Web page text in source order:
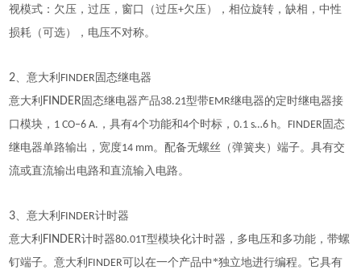
视模式：欠压，过压，窗口（过压+欠压），相位旋转，缺相，中性
损耗（可选），电压不对称。
2、意大利 FINDER 固态继电器
意大利 FINDER固态继电器产品38.21型带EMR继电器的定时继电器接
口模块， 1 CO–6 A. ，具有4个功能和4个时标，0.1 s…6 h。 FINDER 固态
继电器单路输出，宽度14 mm。配备无螺丝（弹簧夹）端子。具有交
流或直流输出电路和直流输入电路。
3、意大利 FINDER计时器
意大利 FINDER计时器80.01T型模块化计时器，多电压和多功能，带螺
钉端子。意大利 FINDER可以在一个产品中*独立地进行编程。它具有